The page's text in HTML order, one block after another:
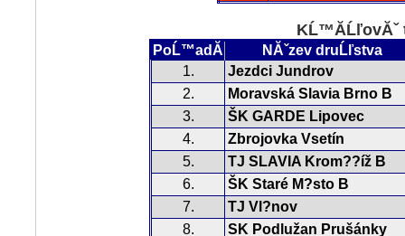
KĹ™Ă­ĹľovĂˇ
PoĹ™adĂ­
NĂˇzev druĹľstva
1.
Jezdci Jundrov
2.
Moravská Slavia Brno B
3.
ŠK GARDE Lipovec
4.
Zbrojovka Vsetín
5.
TJ SLAVIA Krom??íž B
6.
ŠK Staré M?sto B
7.
TJ Vl?nov
8.
SK Podlužan Prušánky